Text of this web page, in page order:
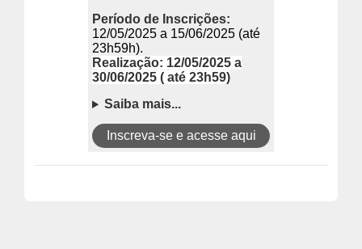
Período de Inscrições:
12/05/2025 a 15/06/2025 (até
23h59h).
Realização: 12/05/2025 a
30/06/2025 ( até 23h59)
Saiba mais...
Inscreva-se e acesse aqui